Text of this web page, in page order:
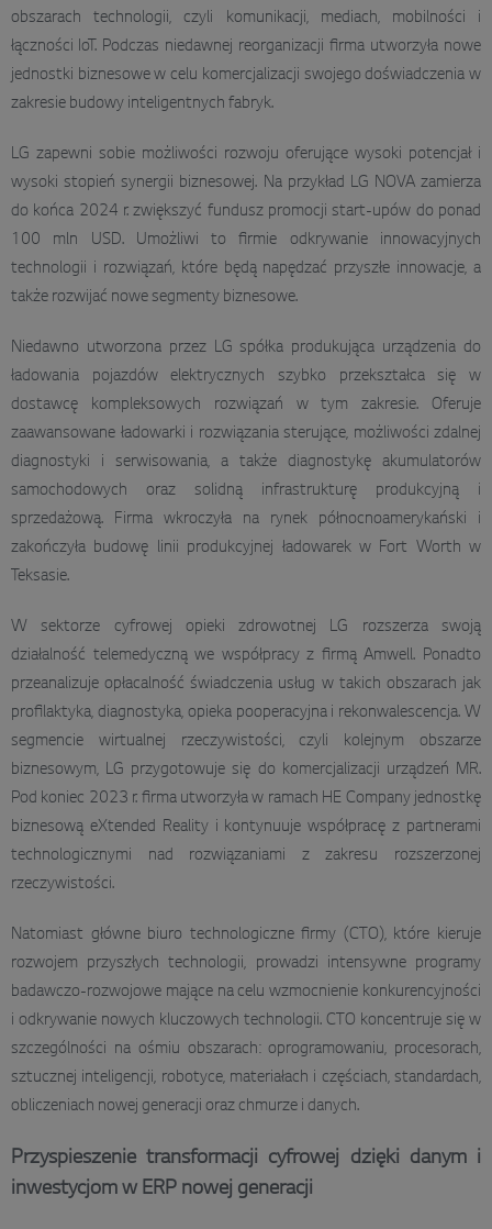
obszarach technologii, czyli komunikacji, mediach, mobilności i
łączności IoT. Podczas niedawnej reorganizacji firma utworzyła nowe
jednostki biznesowe w celu komercjalizacji swojego doświadczenia w
zakresie budowy inteligentnych fabryk.
LG zapewni sobie możliwości rozwoju oferujące wysoki potencjał i
wysoki stopień synergii biznesowej. Na przykład LG NOVA zamierza
do końca 2024 r. zwiększyć fundusz promocji start-upów do ponad
100 mln USD. Umożliwi to firmie odkrywanie innowacyjnych
technologii i rozwiązań, które będą napędzać przyszłe innowacje, a
także rozwijać nowe segmenty biznesowe.
Niedawno utworzona przez LG spółka produkująca urządzenia do
ładowania pojazdów elektrycznych szybko przekształca się w
dostawcę kompleksowych rozwiązań w tym zakresie. Oferuje
zaawansowane ładowarki i rozwiązania sterujące, możliwości zdalnej
diagnostyki i serwisowania, a także diagnostykę akumulatorów
samochodowych oraz solidną infrastrukturę produkcyjną i
sprzedażową. Firma wkroczyła na rynek północnoamerykański i
zakończyła budowę linii produkcyjnej ładowarek w Fort Worth w
Teksasie.
W sektorze cyfrowej opieki zdrowotnej LG rozszerza swoją
działalność telemedyczną we współpracy z firmą Amwell. Ponadto
przeanalizuje opłacalność świadczenia usług w takich obszarach jak
profilaktyka, diagnostyka, opieka pooperacyjna i rekonwalescencja. W
segmencie wirtualnej rzeczywistości, czyli kolejnym obszarze
biznesowym, LG przygotowuje się do komercjalizacji urządzeń MR.
Pod koniec 2023 r. firma utworzyła w ramach HE Company jednostkę
biznesową eXtended Reality i kontynuuje współpracę z partnerami
technologicznymi nad rozwiązaniami z zakresu rozszerzonej
rzeczywistości.
Natomiast główne biuro technologiczne firmy (CTO), które kieruje
rozwojem przyszłych technologii, prowadzi intensywne programy
badawczo-rozwojowe mające na celu wzmocnienie konkurencyjności
i odkrywanie nowych kluczowych technologii. CTO koncentruje się w
szczególności na ośmiu obszarach: oprogramowaniu, procesorach,
sztucznej inteligencji, robotyce, materiałach i częściach, standardach,
obliczeniach nowej generacji oraz chmurze i danych.
Przyspieszenie transformacji cyfrowej dzięki danym i
inwestycjom w ERP nowej generacji